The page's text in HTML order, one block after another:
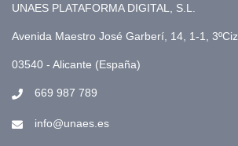
UNAES PLATAFORMA DIGITAL, S.L.
Avenida Maestro José Garberí, 14, 1-1, 3ºCiz
03540 - Alicante (España)
669 987 789
info@unaes.es